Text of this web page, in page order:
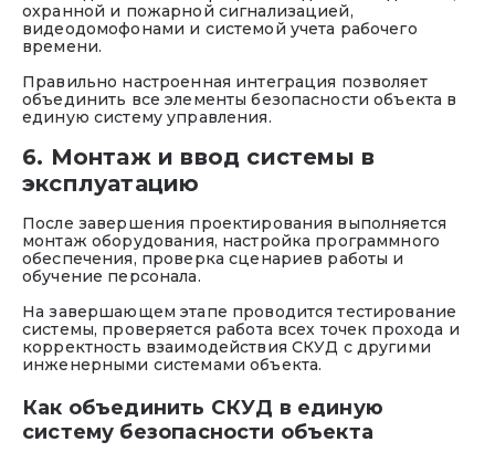
охранной и пожарной сигнализацией,
видеодомофонами и системой учета рабочего
времени.
Правильно настроенная интеграция позволяет
объединить все элементы безопасности объекта в
единую систему управления.
6. Монтаж и ввод системы в
эксплуатацию
После завершения проектирования выполняется
монтаж оборудования, настройка программного
обеспечения, проверка сценариев работы и
обучение персонала.
На завершающем этапе проводится тестирование
системы, проверяется работа всех точек прохода и
корректность взаимодействия СКУД с другими
инженерными системами объекта.
Как объединить СКУД в единую
систему безопасности объекта